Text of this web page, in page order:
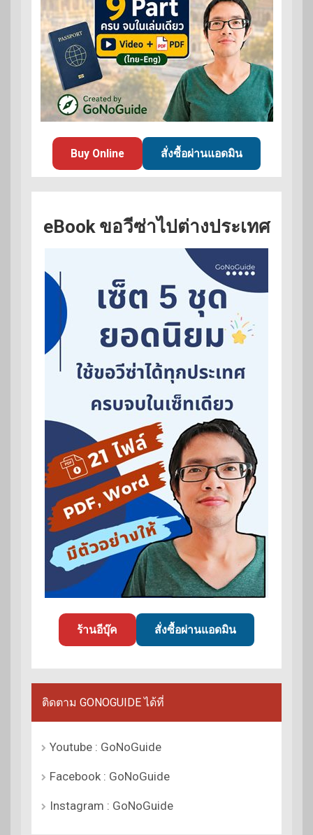
Buy Online สั่งซื้อผ่านแอดมิน
eBook ขอวีซ่าไปต่างประเทศ
ร้านอีบุ๊ค สั่งซื้อผ่านแอดมิน
ติดตาม GONOGUIDE ได้ที่
Youtube : GoNoGuide
Facebook : GoNoGuide
Instagram : GoNoGuide